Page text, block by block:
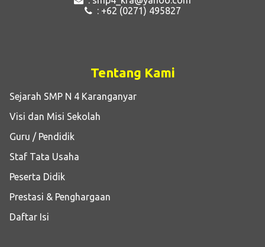
: +62 (0271) 495827
Tentang Kami
Sejarah SMP N 4 Karanganyar
Visi dan Misi Sekolah
Guru / Pendidik
Staf Tata Usaha
Peserta Didik
Prestasi & Penghargaan
Daftar Isi